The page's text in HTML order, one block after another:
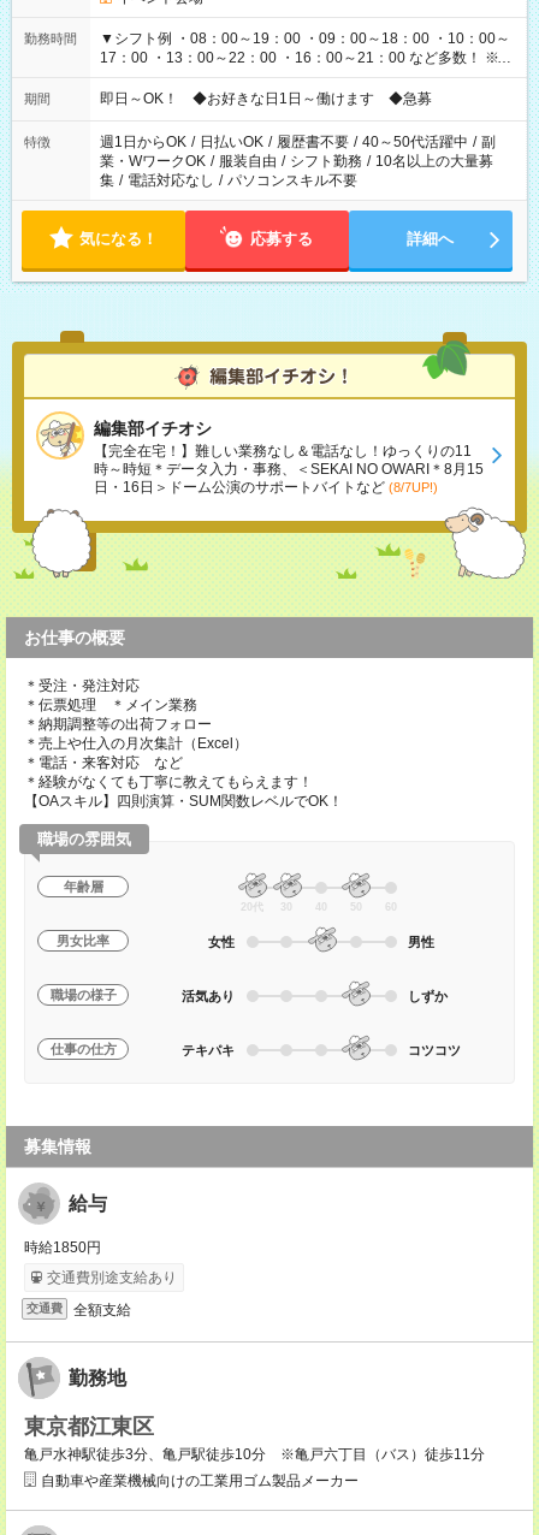
勤務時間
▼シフト例 ・08：00～19：00 ・09：00～18：00 ・10：00～
17：00 ・13：00～22：00 ・16：00～21：00 など多数！ ※お
仕事により勤務時間が異なります
期間 即日～OK！ ◆お好きな日1日～働けます ◆急募
特徴 週1日からOK / 日払いOK / 履歴書不要 / 40～50代活躍中 / 副
業・WワークOK / 服装自由 / シフト勤務 / 10名以上の大量募
集 / 電話対応なし / パソコンスキル不要
気になる！ 応募する 詳細へ
編集部イチオシ
【完全在宅！】難しい業務なし＆電話なし！ゆっくりの11
時～時短＊データ入力・事務、＜SEKAI NO OWARI＊8月15
日・16日＞ドーム公演のサポートバイトなど (8/7UP!)
お仕事の概要
＊受注・発注対応
＊伝票処理 ＊メイン業務
＊納期調整等の出荷フォロー
＊売上や仕入の月次集計（Excel）
＊電話・来客対応 など
＊経験がなくても丁寧に教えてもらえます！
【OAスキル】四則演算・SUM関数レベルでOK！
職場の雰囲気
年齢層
20代 30 40 50 60
男女比率 女性 男性
職場の様子 活気あり しずか
仕事の仕方 テキパキ コツコツ
募集情報
給与
時給1850円
交通費別途支給あり
交通費 全額支給
勤務地
東京都江東区
亀戸水神駅徒歩3分、亀戸駅徒歩10分 ※亀戸六丁目（バス）徒歩11分
自動車や産業機械向けの工業用ゴム製品メーカー